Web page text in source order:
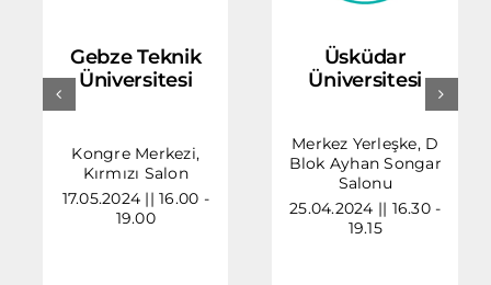
Gebze Teknik
Üniversitesi
Kongre Merkezi,
Kırmızı Salon
17.05.2024 || 16.00 -
19.00
Üsküdar
Üniversitesi
Merkez Yerleşke, D
Blok Ayhan Songar
Salonu
25.04.2024 || 16.30 -
19.15